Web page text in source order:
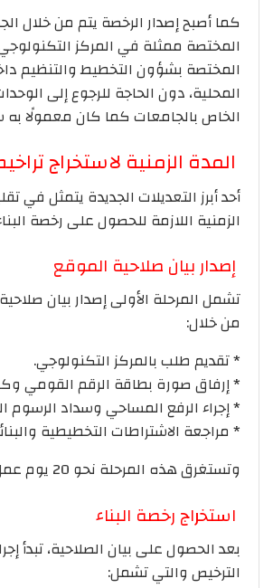
كما أصبح إصدار الرخصة يتم من خلال
المختصة ممثلة في المركز التكنولوجي
المختصة بشؤون التخطيط والتنظيم
المحلية، دون الحاجة للرجوع إلى
الخاص بالجامعات كما كان معمولًا به
المدة الزمنية لاستخراج
أحد أبرز التعديلات الجديدة يتمثل في
الزمنية اللازمة للحصول على رخصة
إصدار بيان صلاحية الموقع
تشمل المرحلة الأولى إصدار بيان
من خلال:
* تقديم طلب بالمركز التكنولوجي.
* إرفاق صورة بطاقة الرقم القومي
* إجراء الرفع المساحي وسداد الرسوم
* مراجعة الاشتراطات التخطيطية
وتستغرق هذه المرحلة نحو 20 يوم عمل فقط.
استخراج رخصة البناء
بعد الحصول على بيان الصلاحية، تبدأ
الترخيص والتي تشمل: